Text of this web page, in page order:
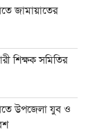
জামায়াতের
শিক্ষক সমিতির
উপজেলা যুব ও